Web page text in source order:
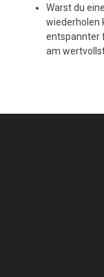
Warst du
wiederholen
entspannter
am